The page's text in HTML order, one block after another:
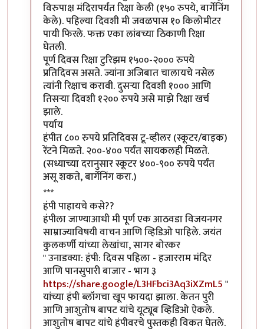
विरुपाक्ष मंदिरापर्यंत रिक्षा केली (१५० रुपये, बार्गेनिंग
केले). पहिल्या दिवशी मी जवळपास १० किलोमीटर
पायी फिरले. फक्त एका लांबच्या ठिकाणी रिक्षा
घेतली.
पूर्ण दिवस रिक्षा टुरिझम १५००-२००० रुपये
प्रतिदिवस असते. ज्यांना अजिबात चालायचे नसेल
त्यांनी रिक्षाच करावी. दुसऱ्या दिवशी १००० आणि
तिसऱ्या दिवशी १२०० रुपये असे माझे रिक्षा खर्च
झाले.
पर्याय
हंपीत ८०० रुपये प्रतिदिवस टू-व्हीलर (स्कूटर/बाइक)
रेंटने मिळते. २००-४०० पर्यंत सायकलही मिळते.
(सध्याच्या दरानुसार स्कूटर ४००-९०० रुपये पर्यंत
असू शकते, बार्गेनिंग करा.)
***
हंपी पाहायचे कसे??
हंपीला जाण्याआधी मी पूर्ण एक आठवडा विजयनगर
साम्राज्याविषयी वाचन आणि व्हिडिओ पाहिले. जयंत
कुलकर्णी यांच्या लेखांचा, सागर बोरकर
" उनाडक्या: हंपी: दिवस पहिला - हजारराम मंदिर
आणि पानसुपारी बाजार - भाग ३
https://share.google/L3HFbci3Aq3iXZmL5"
यांच्या हंपी ब्लॉगचा खूप फायदा झाला. केतन पुरी
आणि आशुतोष बापट यांचे यूट्यूब व्हिडिओ ऐकले.
आशुतोष बापट यांचे हंपीवरचे पुस्तकही विकत घेतले.